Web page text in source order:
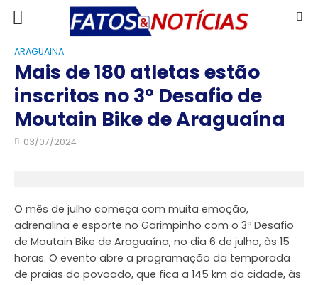
ARAGUAINA
Mais de 180 atletas estão
inscritos no 3º Desafio de
Moutain Bike de Araguaína
03/07/2024
O mês de julho começa com muita emoção,
adrenalina e esporte no Garimpinho com o 3º Desafio
de Moutain Bike de Araguaína, no dia 6 de julho, às 15
horas. O evento abre a programação da temporada
de praias do povoado, que fica a 145 km da cidade, às